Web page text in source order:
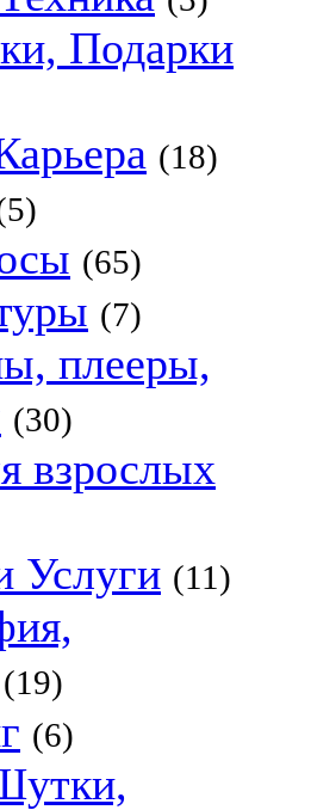
Подарки
(18)
(65)
(7)
плееры,
(30)
взрослых
Услуги (11)
(19)
(6)